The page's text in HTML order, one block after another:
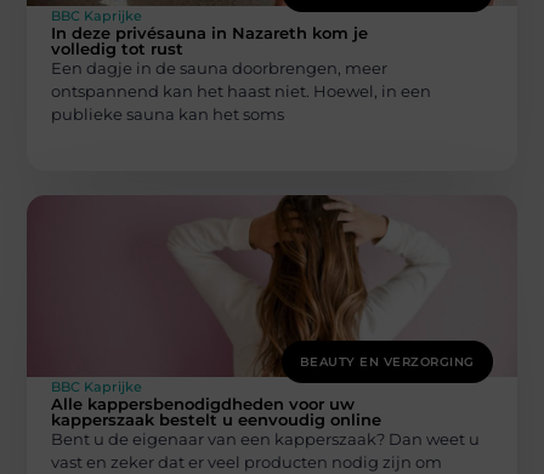
BBC Kaprijke
In deze privésauna in Nazareth kom je
volledig tot rust
Een dagje in de sauna doorbrengen, meer
ontspannend kan het haast niet. Hoewel, in een
publieke sauna kan het soms
BEAUTY EN VERZORGING
BBC Kaprijke
Alle kappersbenodigdheden voor uw
kapperszaak bestelt u eenvoudig online
Bent u de eigenaar van een kapperszaak? Dan weet u
vast en zeker dat er veel producten nodig zijn om